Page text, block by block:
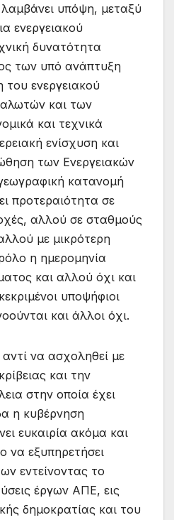
λαμβάνει υπόψη, μεταξύ
ενεργειακού
δυνατότητα
των υπό ανάπτυξη
ενεργειακού
και των
και τεχνικά
ενίσχυση και
των Ενεργειακών
κατανομή
προτεραιότητα σε
αλλού σε σταθμούς
με μικρότερη
η ημερομηνία
και αλλού όχι και
υποψήφιοι
και άλλοι όχι.
να ασχοληθεί με
και την
στην οποία έχει
η κυβέρνηση
ευκαιρία ακόμα και
να εξυπηρετήσει
εντείνοντας το
έργων ΑΠΕ, εις
δημοκρατίας και του